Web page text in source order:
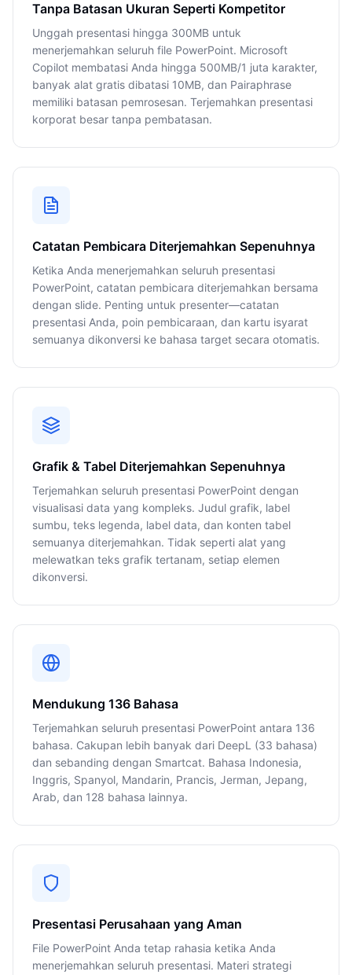
Tanpa Batasan Ukuran Seperti Kompetitor
Unggah presentasi hingga 300MB untuk
menerjemahkan seluruh file PowerPoint. Microsoft
Copilot membatasi Anda hingga 500MB/1 juta karakter,
banyak alat gratis dibatasi 10MB, dan Pairaphrase
memiliki batasan pemrosesan. Terjemahkan presentasi
korporat besar tanpa pembatasan.
Catatan Pembicara Diterjemahkan Sepenuhnya
Ketika Anda menerjemahkan seluruh presentasi
PowerPoint, catatan pembicara diterjemahkan bersama
dengan slide. Penting untuk presenter—catatan
presentasi Anda, poin pembicaraan, dan kartu isyarat
semuanya dikonversi ke bahasa target secara otomatis.
Grafik & Tabel Diterjemahkan Sepenuhnya
Terjemahkan seluruh presentasi PowerPoint dengan
visualisasi data yang kompleks. Judul grafik, label
sumbu, teks legenda, label data, dan konten tabel
semuanya diterjemahkan. Tidak seperti alat yang
melewatkan teks grafik tertanam, setiap elemen
dikonversi.
Mendukung 136 Bahasa
Terjemahkan seluruh presentasi PowerPoint antara 136
bahasa. Cakupan lebih banyak dari DeepL (33 bahasa)
dan sebanding dengan Smartcat. Bahasa Indonesia,
Inggris, Spanyol, Mandarin, Prancis, Jerman, Jepang,
Arab, dan 128 bahasa lainnya.
Presentasi Perusahaan yang Aman
File PowerPoint Anda tetap rahasia ketika Anda
menerjemahkan seluruh presentasi. Materi strategi